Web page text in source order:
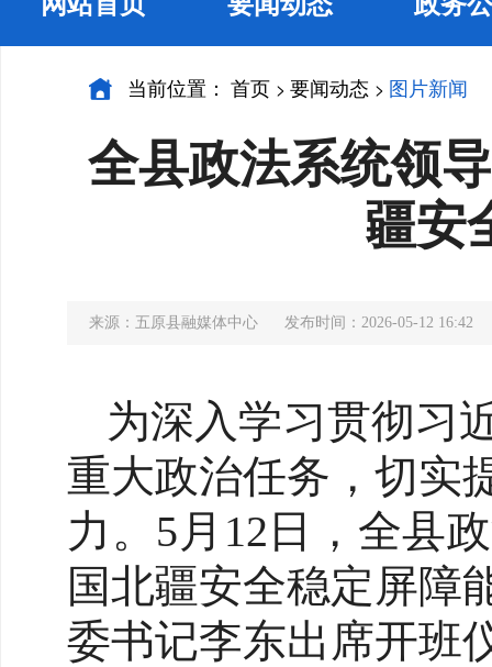
当前位置： 首页 > 要闻动态 > 图片新闻
全县政法系统领
疆安
来源：五原县融媒体中心 发布时间：2026-05-12 16:42
为深入学习贯彻习
重大政治任务，切实
力。5月12日，全县
国北疆安全稳定屏障
委书记李东出席开班